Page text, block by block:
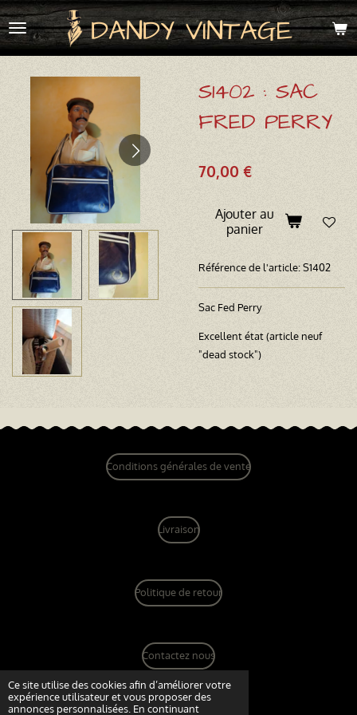
Ce site utilise des cookies afin d’améliorer votre
expérience utilisateur et vous proposer des
annonces personnalisées. En continuant
Passer
au
contenu
DANDY VINTAGE
S1402 : SAC
FRED PERRY
70,00 €
Ajouter au
panier
Référence de l'article:S1402
Sac Fed Perry
Excellent état (article neuf
"dead stock")
Conditions générales de vente
Livraison
Politique de retour
Contactez nous
© 2022 - 2026 dandy vintage boutique
Propulsé parWebador